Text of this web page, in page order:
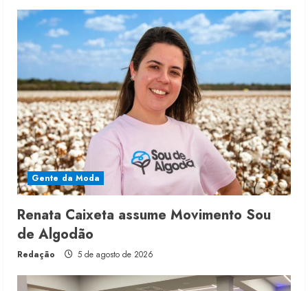
Gente da Moda
Renata Caixeta assume Movimento Sou
de Algodão
Redação 5 de agosto de 2026